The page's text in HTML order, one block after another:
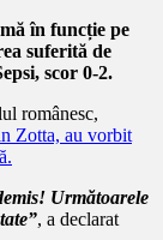
în funcție pe
suferită de
scor 0-2.
românesc,
Zotta, au vorbit
Următoarele
, a declarat